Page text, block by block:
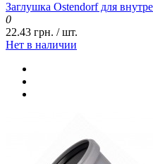
Заглушка Ostendorf для
0
22.43 грн. / шт.
Нет в наличии